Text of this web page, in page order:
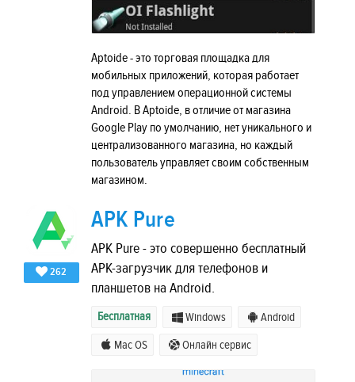
Aptoide - это торговая площадка для
мобильных приложений, которая работает
под управлением операционной системы
Android. В Aptoide, в отличие от магазина
Google Play по умолчанию, нет уникального и
централизованного магазина, но каждый
пользователь управляет своим собственным
магазином.
262
APK Pure
APK Pure - это совершенно бесплатный
APK-загрузчик для телефонов и
планшетов на Android.
Бесплатная Windows Android
Mac OS Онлайн сервис